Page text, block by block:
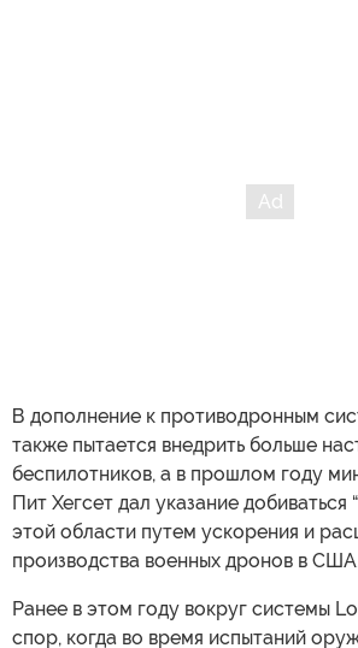
В дополнение к противодронным
также пытается внедрить больше
беспилотников, а в прошлом году
Пит Хегсет дал указание добиваться
этой области путем ускорения и
производства военных дронов в США.
Ранее в этом году вокруг системы
спор, когда во время испытаний